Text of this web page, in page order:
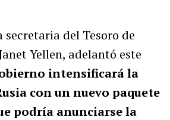
del Tesoro de
Yellen, adelantó este
intensificará la
con un nuevo paquete
podría anunciarse la